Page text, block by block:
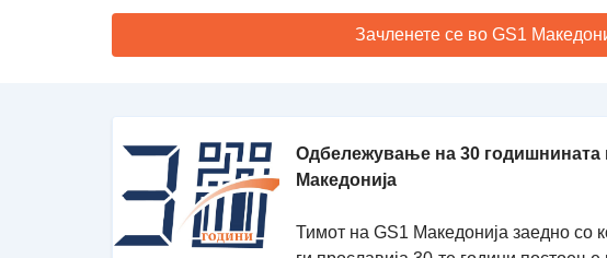
Зачленете се во GS1
Одбележување на 30 годишнината
Македонија
Тимот на GS1 Македонија заедно со